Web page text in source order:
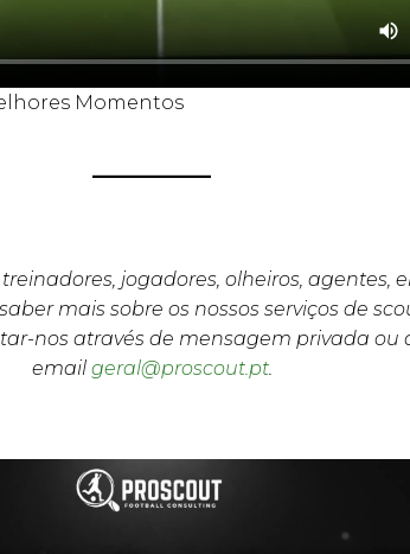
Momentos
jogadores, olheiros, agentes,
mais sobre os nossos serviços de
nos através de mensagem privada ou
email geral@proscout.pt.